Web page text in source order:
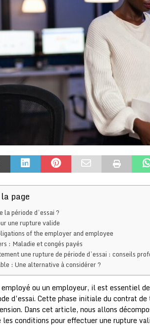
page
la période d’essai ?
une rupture valide
of the employer and employee
: Maladie et congés payés
une rupture de période d’essai : conseils
: Une alternative à considérer ?
ou un employeur, il est essentiel
d’essai. Cette phase initiale du contrat
Dans cet article, nous allons
les conditions pour effectuer une rupture